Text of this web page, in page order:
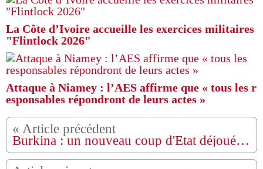
La Côte d’Ivoire accueille les exercices militaires
"Flintlock 2026"
Attaque à Niamey : l’AES affirme que « tous les r
esponsables répondront de leurs actes »
Burkina : un nouveau coup d'État déjoué, selon les autorités